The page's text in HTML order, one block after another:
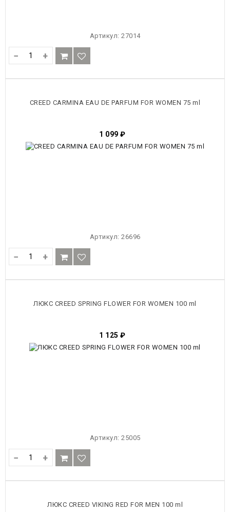
Артикул: 27014
− +
CREED CARMINA EAU DE PARFUM FOR WOMEN 75 ml
1 099 ₽
Артикул: 26696
− +
ЛЮКС CREED SPRING FLOWER FOR WOMEN 100 ml
1 125 ₽
Артикул: 25005
− +
ЛЮКС CREED VIKING RED FOR MEN 100 ml